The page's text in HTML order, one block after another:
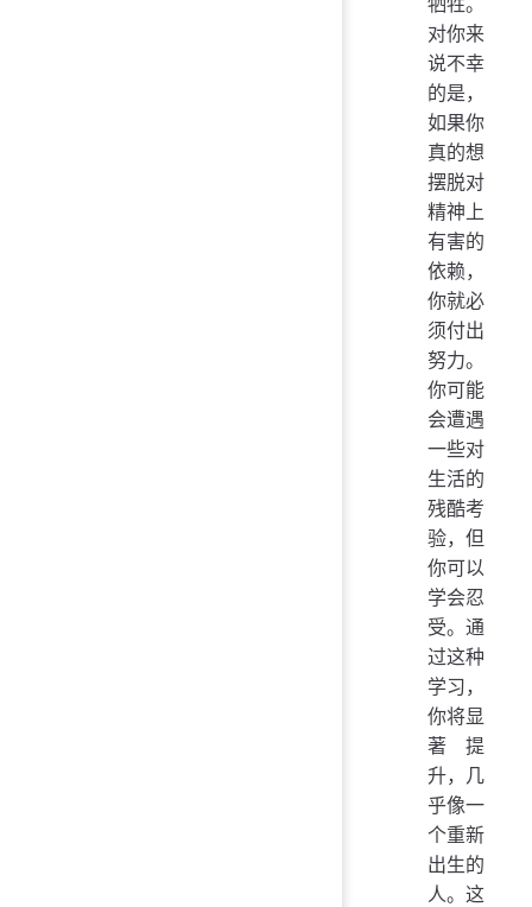
对你来
说不幸
的是，
如果你
真的想
摆脱对
精神上
有害的
依赖，
你就必
须付出
努力。
你可能
会遭遇
一些对
生活的
残酷考
验，但
你可以
学会忍
受。通
过这种
学习，
你将显
著提
升，几
乎像一
个重新
出生的
人。这